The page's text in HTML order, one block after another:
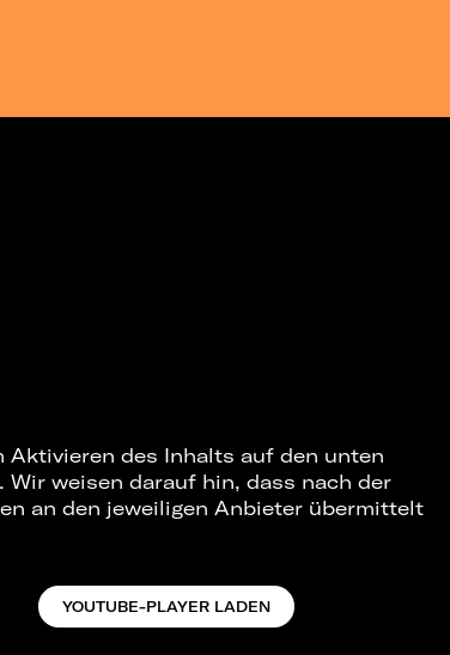
Aktivieren des Inhalts auf den unten
Wir weisen darauf hin, dass nach der
an den jeweiligen Anbieter übermittelt
YOUTUBE-PLAYER LADEN